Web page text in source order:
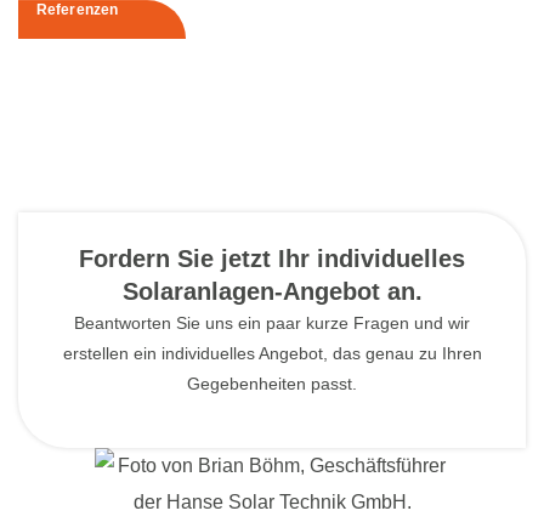
Referenzen
Fordern Sie jetzt Ihr individuelles
Solaranlagen-Angebot an.
Beantworten Sie uns ein paar kurze Fragen und wir
erstellen ein individuelles Angebot, das genau zu Ihren
Gegebenheiten passt.